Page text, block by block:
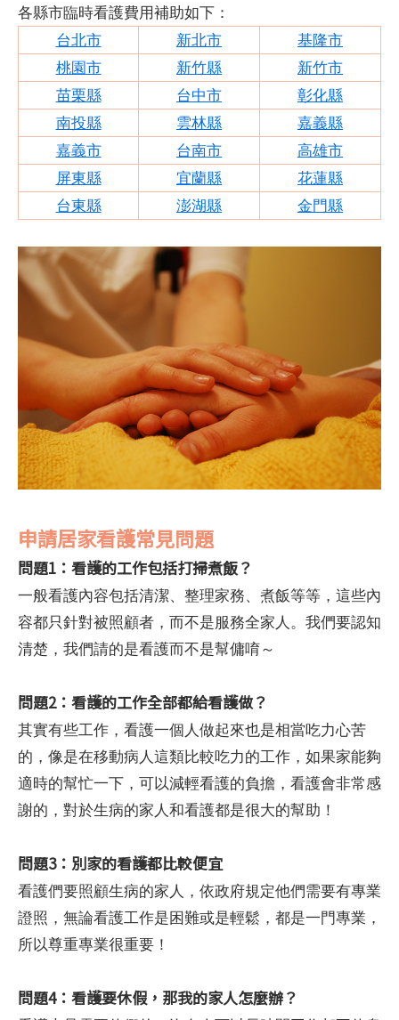
各縣市臨時看護費用補助如下：
台北市
新北市
基隆市
桃園市
新竹縣
新竹市
苗栗縣
台中市
彰化縣
南投縣
雲林縣
嘉義縣
嘉義市
台南市
高雄市
屏東縣
宜蘭縣
花蓮縣
台東縣
澎湖縣 金門縣
申請居家看護常見問題
問題1：看護的工作包括打掃煮飯？
一般看護內容包括清潔、整理家務、煮飯等等，這些內
容都只針對被照顧者，而不是服務全家人。我們要認知
清楚，我們請的是看護而不是幫傭唷～
問題2：看護的工作全部都給看護做？
其實有些工作，看護一個人做起來也是相當吃力心苦
的，像是在移動病人這類比較吃力的工作，如果家能夠
適時的幫忙一下，可以減輕看護的負擔，看護會非常感
謝的，對於生病的家人和看護都是很大的幫助！
問題3：別家的看護都比較便宜
看護們要照顧生病的家人，依政府規定他們需要有專業
證照，無論看護工作是困難或是輕鬆，都是一門專業，
所以尊重專業很重要！
問題4：看護要休假，那我的家人怎麼辦？